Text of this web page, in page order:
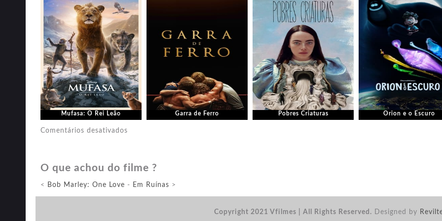
Mufasa: O Rei Leão Garra de Ferro Pobres Criaturas Orion e o Escuro
Comentários desativados
o
O que achou do filme ?
< Bob Marley: One Love - Em Ruínas >
Copyright 2021 Vfilmes | All Rights Reserved. Designed by